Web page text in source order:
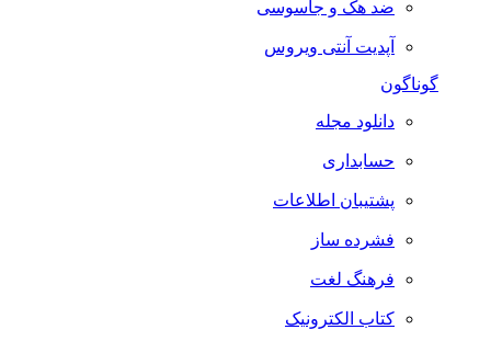
ضد هک و جاسوسی
آپدیت آنتی ویروس
گوناگون
دانلود مجله
حسابداری
پشتیبان اطلاعات
فشرده ساز
فرهنگ لغت
کتاب الکترونیک